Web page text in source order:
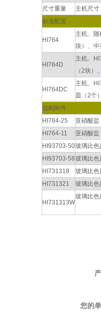
尺寸重量
主机尺
标准配置
HI764
主机、
块）、中
HI764D
主机、
（2块）
HI764DC
主机、
皿（2个
选购附件
HI764-25
亚硝酸
HI764-11
亚硝酸
HI93703-50玻璃比
HI93703-58玻璃比
HI731318
玻璃比色
HI731321
玻璃比
HI731313W
玻璃比
您的